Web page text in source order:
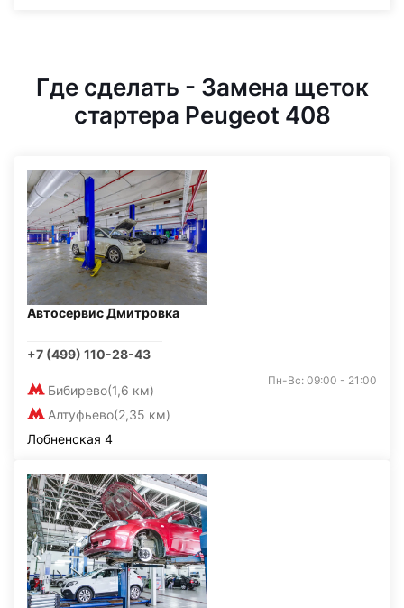
Где сделать - Замена щеток
стартера Peugeot 408
Автосервис Дмитровка
+7 (499) 110-28-43
Бибирево(1,6 км)
Алтуфьево(2,35 км)
Пн-Вс: 09:00 - 21:00
Лобненская 4